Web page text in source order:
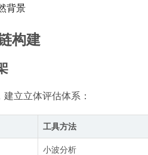
背景
构建
立立体评估体系：
工具方法
小波分析